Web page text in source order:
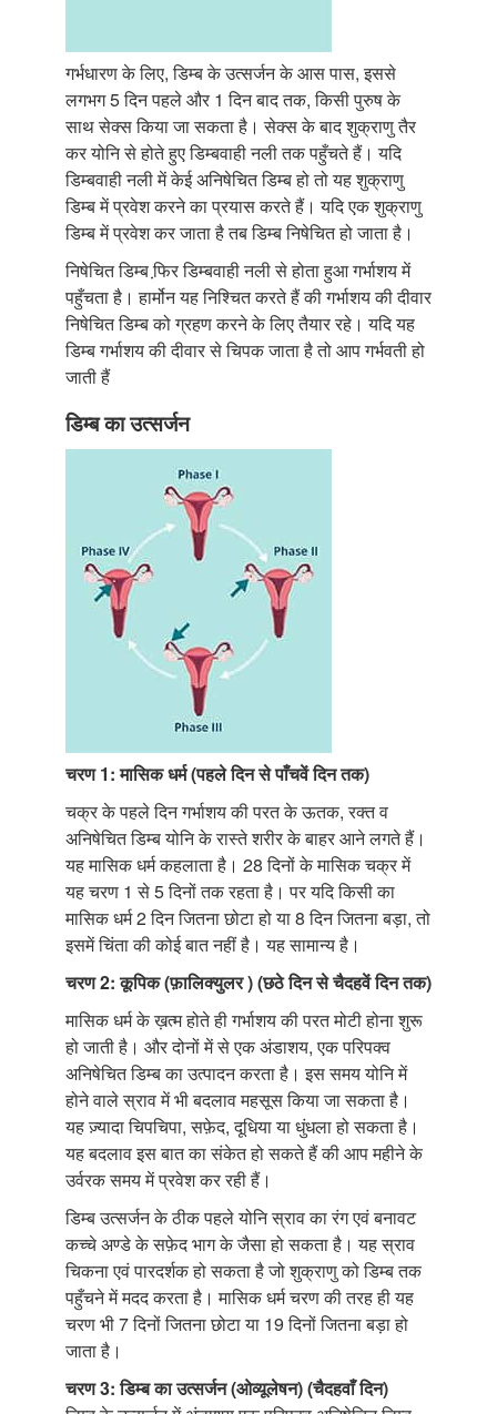
गर्भधारण के लिए, डिम्ब के उत्सर्जन के आस पास, इससे
लगभग 5 दिन पहले और 1 दिन बाद तक, किसी पुरुष के
साथ सेक्स किया जा सकता है। सेक्स के बाद शुक्राणु तैर
कर योनि से होते हुए डिम्बवाही नली तक पहुँचते हैं। यदि
डिम्बवाही नली में केई अनिषेचित डिम्ब हो तो यह शुक्राणु
डिम्ब में प्रवेश करने का प्रयास करते हैं। यदि एक शुक्राणु
डिम्ब में प्रवेश कर जाता है तब डिम्ब निषेचित हो जाता है।
निषेचित डिम्ब फि़र डिम्बवाही नली से होता हुआ गर्भाशय में
पहुँचता है। हार्मोन यह निश्चित करते हैं की गर्भाशय की दीवार
निषेचित डिम्ब को ग्रहण करने के लिए तैयार रहे। यदि यह
डिम्ब गर्भाशय की दीवार से चिपक जाता है तो आप गर्भवती हो
जाती हैं
डिम्ब का उत्सर्जन
चरण 1: मासिक धर्म (पहले दिन से पाँचवें दिन तक)
चक्र के पहले दिन गर्भाशय की परत के ऊतक, रक्त व
अनिषेचित डिम्ब योनि के रास्ते शरीर के बाहर आने लगते हैं।
यह मासिक धर्म कहलाता है। 28 दिनों के मासिक चक्र में
यह चरण 1 से 5 दिनों तक रहता है। पर यदि किसी का
मासिक धर्म 2 दिन जितना छोटा हो या 8 दिन जितना बड़ा, तो
इसमें चिंता की कोई बात नहीं है। यह सामान्य है।
चरण 2: कूपिक (फ़ालिक्युलर ) (छठे दिन से चैदहवें दिन तक)
मासिक धर्म के ख़त्म होते ही गर्भाशय की परत मोटी होना शुरू
हो जाती है। और दोनों में से एक अंडाशय, एक परिपक्व
अनिषेचित डिम्ब का उत्पादन करता है। इस समय योनि में
होने वाले स्राव में भी बदलाव महसूस किया जा सकता है।
यह ज़्यादा चिपचिपा, सफ़ेद, दूधिया या धुंधला हो सकता है।
यह बदलाव इस बात का संकेत हो सकते हैं की आप महीने के
उर्वरक समय में प्रवेश कर रही हैं।
डिम्ब उत्सर्जन के ठीक पहले योनि स्राव का रंग एवं बनावट
कच्चे अण्डे के सफ़ेद भाग के जैसा हो सकता है। यह स्राव
चिकना एवं पारदर्शक हो सकता है जो शुक्राणु को डिम्ब तक
पहुँचने में मदद करता है। मासिक धर्म चरण की तरह ही यह
चरण भी 7 दिनों जितना छोटा या 19 दिनों जितना बड़ा हो
जाता है।
चरण 3: डिम्ब का उत्सर्जन (ओव्यूलेषन) (चैदहवाँ दिन)